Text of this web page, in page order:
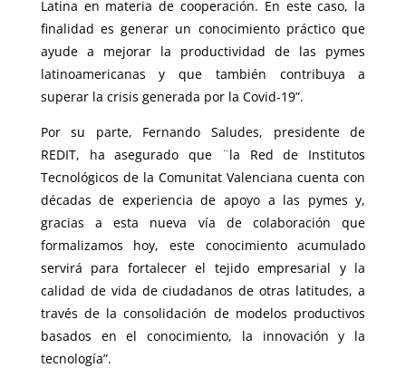
Latina en materia de cooperación. En este caso, la
finalidad es generar un conocimiento práctico que
ayude a mejorar la productividad de las pymes
latinoamericanas y que también contribuya a
superar la crisis generada por la Covid-19”.
Por su parte, Fernando Saludes, presidente de
REDIT, ha asegurado que ¨la Red de Institutos
Tecnológicos de la Comunitat Valenciana cuenta con
décadas de experiencia de apoyo a las pymes y,
gracias a esta nueva vía de colaboración que
formalizamos hoy, este conocimiento acumulado
servirá para fortalecer el tejido empresarial y la
calidad de vida de ciudadanos de otras latitudes, a
través de la consolidación de modelos productivos
basados en el conocimiento, la innovación y la
tecnología”.